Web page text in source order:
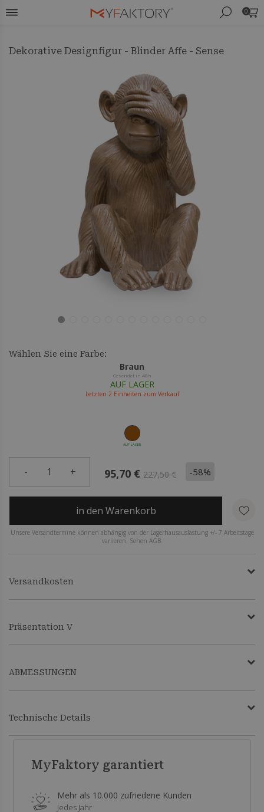
0
Dekorative Designfigur - Blinder Affe - Sense
Wählen Sie eine Farbe:
Braun
Gesendet in 48h
AUF LAGER
Letzten 2 Einheiten zum Verkauf
AUF LAGER
- 1 + 95,70 € 227,50 € -58%
in den Warenkorb
Unsere Versandtermine können abhängig von der Lagerhausauslastung +/- 7 Arbeitstage
variieren. Sehen AGB.
Versandkosten
Präsentation V
ABMESSUNGEN
Technische Details
MyFaktory garantiert
Mehr als 10.000 zufriedene Kunden
Jedes Jahr